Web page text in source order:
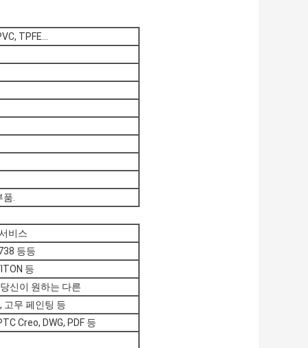
TPFE...
품.
비스
등등
등
신이 원하는 다른
고무 페인팅 등
Creo, DWG, PDF 등